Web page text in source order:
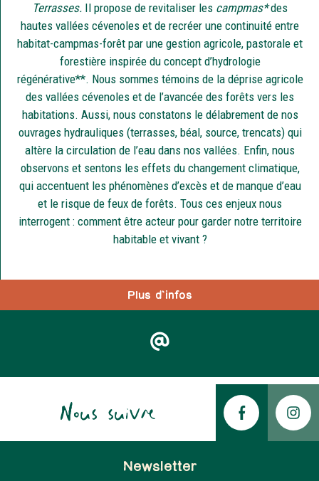
Plus d'infos
Terrasses. Il propose de revitaliser les campmas*des
hautes vallées cévenoles et de recréer une continuité entre
habitat-campmas-forêt par une gestion agricole, pastorale et
forestière inspirée du concept d’hydrologie
régénérative**. Nous sommes témoins de la déprise agricole
des vallées cévenoles et de l’avancée des forêts vers les
habitations. Aussi, nous constatons le délabrement de nos
ouvrages hydrauliques (terrasses, béal, source, trencats) qui
altère la circulation de l’eau dans nos vallées. Enfin, nous
observons et sentons les effets du changement climatique,
qui accentuent les phénomènes d’excès et de manque d’eau
et le risque de feux de forêts. Tous ces enjeux nous
interrogent : comment être acteur pour garder notre territoire
habitable et vivant ?
Nous suivre
Newsletter